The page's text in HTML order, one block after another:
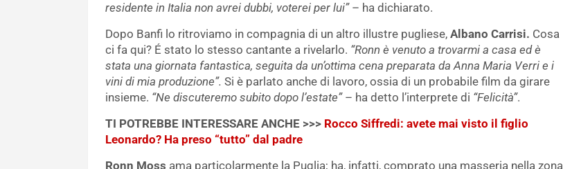
residente in Italia non avrei dubbi, voterei per lui”– ha dichiarato.
Dopo Banfi lo ritroviamo in compagnia di un altro illustre pugliese, Albano Carrisi. Cosa
ci fa qui? É stato lo stesso cantante a rivelarlo. “Ronn è venuto a trovarmi a casa ed è
stata una giornata fantastica, seguita da un’ottima cena preparata da Anna Maria Verri e i
vini di mia produzione”. Si è parlato anche di lavoro, ossia di un probabile film da girare
insieme. “Ne discuteremo subito dopo l’estate”– ha detto l’interprete di “Felicità”.
TI POTREBBE INTERESSARE ANCHE >>> Rocco Siffredi: avete mai visto il figlio
Leonardo? Ha preso “tutto” dal padre
Ronn Moss ama particolarmente la Puglia; ha, infatti, comprato una masseria nella zona